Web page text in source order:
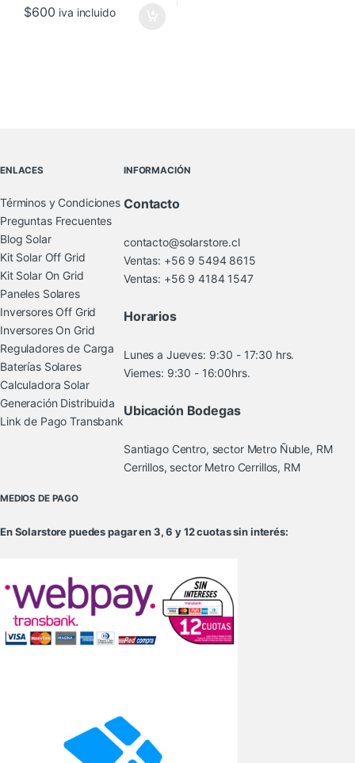
$600 iva incluido
ENLACES
Términos y Condiciones
Preguntas Frecuentes
Blog Solar
Kit Solar Off Grid
Kit Solar On Grid
Paneles Solares
Inversores Off Grid
Inversores On Grid
Reguladores de Carga
Baterías Solares
Calculadora Solar
Generación Distribuida
Link de Pago Transbank
INFORMACIÓN
Contacto
contacto@solarstore.cl
Ventas: +56 9 5494 8615
Ventas: +56 9 4184 1547
Horarios
Lunes a Jueves: 9:30 - 17:30 hrs.
Viernes: 9:30 - 16:00hrs.
Ubicación Bodegas
Santiago Centro, sector Metro Ñuble, RM
Cerrillos, sector Metro Cerrillos, RM
MEDIOS DE PAGO
En Solarstore puedes pagar en 3, 6 y 12 cuotas sin interés: